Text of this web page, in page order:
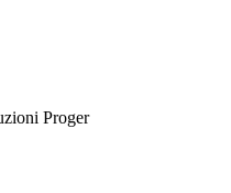
Proger